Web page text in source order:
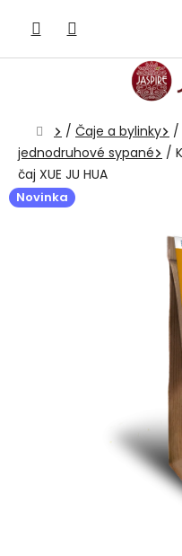
obsah
Domov
/ Čaje a bylinky /
jednodruhové sypané
/
čaj XUE JU HUA
Novinka